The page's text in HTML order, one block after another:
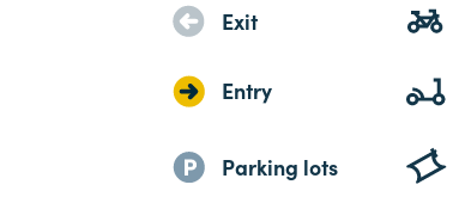
Exit
Entry
Parking lots